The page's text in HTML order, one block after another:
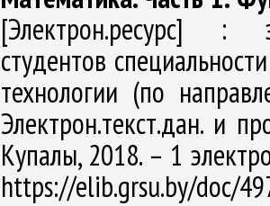
[Электрон.ресурс] :
студентов
технологии (по
Электрон.текст.дан. и
Купалы, 2018. – 1
https://elib.grsu.by/doc/